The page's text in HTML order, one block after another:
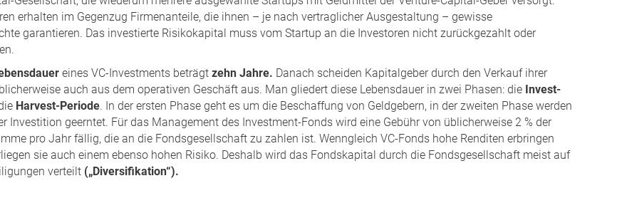
erhalten im Gegenzug Firmenanteile, die ihnen – je nach vertraglicher Ausgestaltung – gewisse
garantieren. Das investierte Risikokapital muss vom Startup an die Investoren nicht zurückgezahlt oder
eines VC-Investments beträgt zehn Jahre. Danach scheiden Kapitalgeber durch den Verkauf ihrer
auch aus dem operativen Geschäft aus. Man gliedert diese Lebensdauer in zwei Phasen: die Invest-
Harvest-Periode. In der ersten Phase geht es um die Beschaffung von Geldgebern, in der zweiten Phase werden
Investition geerntet. Für das Management des Investment-Fonds wird eine Gebühr von üblicherweise 2 % der
pro Jahr fällig, die an die Fondsgesellschaft zu zahlen ist. Wenngleich VC-Fonds hohe Renditen erbringen
sie auch einem ebenso hohen Risiko. Deshalb wird das Fondskapital durch die Fondsgesellschaft meist auf
verteilt („Diversifikation“).